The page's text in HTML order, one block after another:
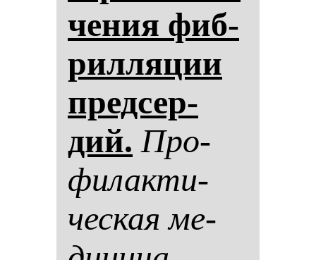
че­ния фиб­
рил­ля­ции
пред­сер­
дий. Про­
фи­лак­ти­
чес­кая ме­